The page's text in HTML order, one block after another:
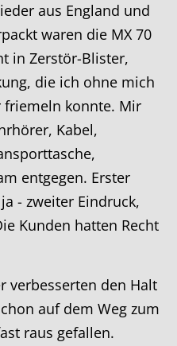
aus England und
waren die MX 70
in Zerstör-Blister,
die ich ohne mich
friemeln konnte. Mir
Kabel,
entgegen. Erster
- zweiter Eindruck,
Kunden hatten Recht
verbesserten den Halt
auf dem Weg zum
raus gefallen.